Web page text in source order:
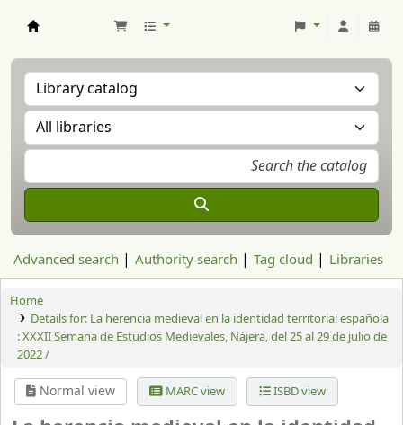
Advanced search Authority search Tag cloud Libraries
Home
Details for: La herencia medieval en la identidad territorial española
:XXXII Semana de Estudios Medievales, Nájera, del 25 al 29 de julio de
2022 /
Normal view MARC view ISBD view